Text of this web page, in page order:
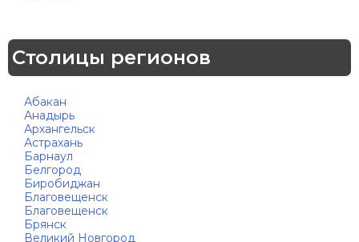
Столицы регионов
Абакан
Анадырь
Архангельск
Астрахань
Барнаул
Белгород
Биробиджан
Благовещенск
Благовещенск
Брянск
Великий Новгород